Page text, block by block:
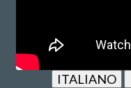
ITALIANO